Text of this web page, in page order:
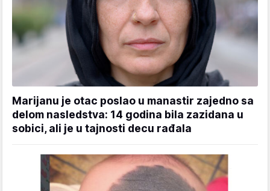
Marijanu je otac poslao u manastir zajedno sa
delom nasledstva: 14 godina bila zazidana u
sobici, ali je u tajnosti decu rađala